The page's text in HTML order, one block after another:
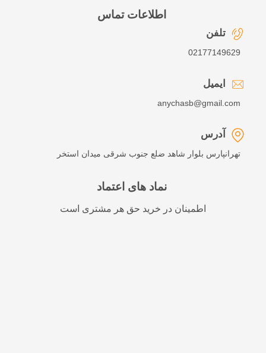
اطلاعات تماس
تلفن
02177149629
ایمیل
anychasb@gmail.com
آدرس
تهرانپارس بلوار شاهد ضلع جنوب شرقی میدان استخر
نماد های اعتماد
اطمینان در خرید حق هر مشتری است